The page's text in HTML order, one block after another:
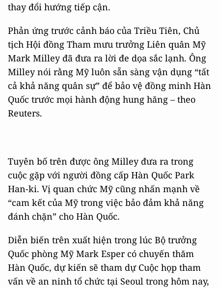
thay đổi hướng tiếp cận.
Phản ứng trước cảnh báo của Triều Tiên, Chủ
tịch Hội đồng Tham mưu trưởng Liên quân Mỹ
Mark Milley đã đưa ra lời đe dọa sắc lạnh. Ông
Milley nói rằng Mỹ luôn sẵn sàng vận dụng “tất
cả khả năng quân sự” để bảo vệ đồng minh Hàn
Quốc trước mọi hành động hung hăng – theo
Reuters.
Tuyên bố trên được ông Milley đưa ra trong
cuộc gặp với người đồng cấp Hàn Quốc Park
Han-ki. Vị quan chức Mỹ cũng nhấn mạnh về
“cam kết của Mỹ trong việc bảo đảm khả năng
đánh chặn” cho Hàn Quốc.
Diễn biến trên xuất hiện trong lúc Bộ trưởng
Quốc phòng Mỹ Mark Esper có chuyến thăm
Hàn Quốc, dự kiến sẽ tham dự Cuộc họp tham
vấn về an ninh tổ chức tại Seoul trong hôm nay,